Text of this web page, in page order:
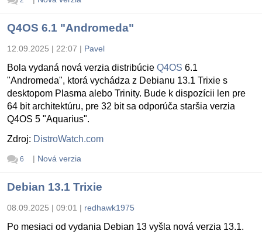
Q4OS 6.1 "Andromeda"
12.09.2025 | 22:07 | Pavel
Bola vydaná nová verzia distribúcie Q4OS 6.1
"Andromeda", ktorá vychádza z Debianu 13.1 Trixie s
desktopom Plasma alebo Trinity. Bude k dispozícii len pre
64 bit architektúru, pre 32 bit sa odporúča staršia verzia
Q4OS 5 "Aquarius".
Zdroj: DistroWatch.com
6 | Nová verzia
Debian 13.1 Trixie
08.09.2025 | 09:01 | redhawk1975
Po mesiaci od vydania Debian 13 vyšla nová verzia 13.1.